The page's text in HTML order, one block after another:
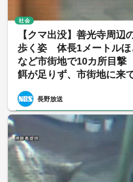
【クマ出没】善光寺周辺
歩く姿 体長1メートル
など市街地で10カ所目
餌が足りず、市街地に来
長野放送
社会